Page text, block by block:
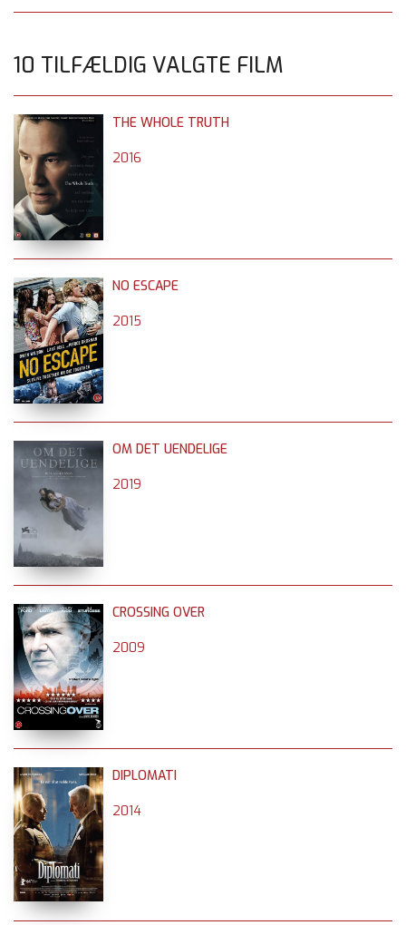
10 TILFÆLDIG VALGTE FILM
THE WHOLE TRUTH
2016
NO ESCAPE
2015
OM DET UENDELIGE
2019
CROSSING OVER
2009
DIPLOMATI
2014